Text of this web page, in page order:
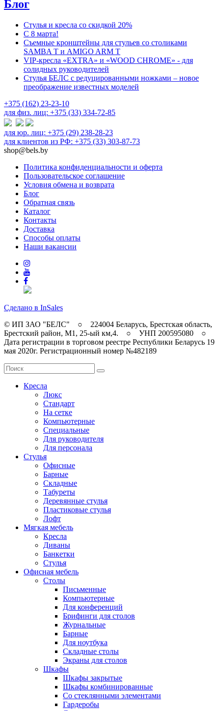
Блог
Стулья и кресла со скидкой 20%
С 8 марта!
Съемные кронштейны для стульев со столиками
SAMBA T и AMIGO ARM T
VIP-кресла «EXTRA» и «WOOD CHROME» - для
солидных руководителей
Стулья БЕЛС с редуцированными ножками – новое
преображение известных моделей
+375 (162) 23-23-10
для физ. лиц: +375 (33) 334-72-85
для юр. лиц: +375 (29) 238-28-23
для клиентов из РФ: +375 (33) 303-87-73
shop@bels.by
Политика конфиденциальности и оферта
Пользовательское соглашение
Условия обмена и возврата
Блог
Обратная связь
Каталог
Контакты
Доставка
Способы оплаты
Наши вакансии
Сделано в InSales
© ИП ЗАО "БЕЛС" ○ 224004 Беларусь, Брестская область,
Брестский район, M1, 25-ый км,4. ○ УНП 200595080 ○
Дата регистрации в торговом реестре Республики Беларусь 19
мая 2020г. Регистрационный номер №482189
Кресла
Люкс
Стандарт
На сетке
Компьютерные
Специальные
Для руководителя
Для персонала
Стулья
Офисные
Барные
Складные
Табуреты
Деревянные стулья
Пластиковые стулья
Лофт
Мягкая мебель
Кресла
Диваны
Банкетки
Стулья
Офисная мебель
Столы
Письменные
Компьютерные
Для конференций
Брифинги для столов
Журнальные
Барные
Для ноутбука
Складные столы
Экраны для столов
Шкафы
Шкафы закрытые
Шкафы комбинированные
Со стеклянными элементами
Гардеробы